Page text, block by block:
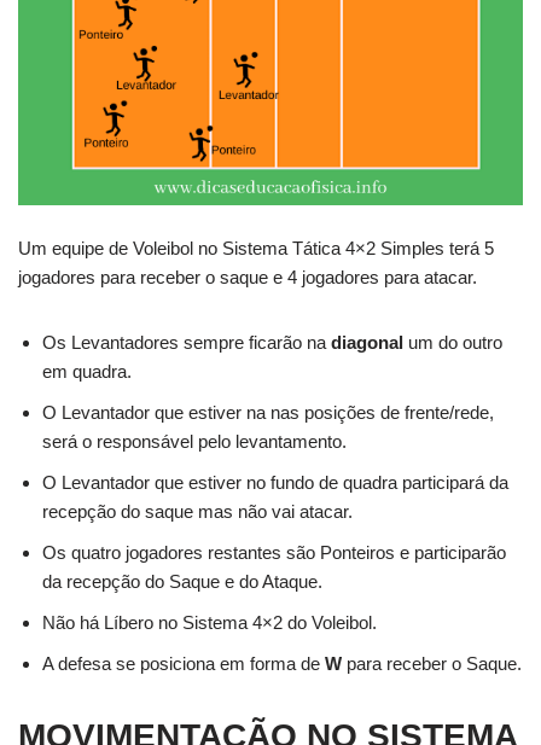
Um equipe de Voleibol no Sistema Tática 4×2 Simples terá 5
jogadores para receber o saque e 4 jogadores para atacar.
Os Levantadores sempre ficarão na diagonal um do outro
em quadra.
O Levantador que estiver na nas posições de frente/rede,
será o responsável pelo levantamento.
O Levantador que estiver no fundo de quadra participará da
recepção do saque mas não vai atacar.
Os quatro jogadores restantes são Ponteiros e participarão
da recepção do Saque e do Ataque.
Não há Líbero no Sistema 4×2 do Voleibol.
A defesa se posiciona em forma de W para receber o Saque.
MOVIMENTAÇÃO NO SISTEMA